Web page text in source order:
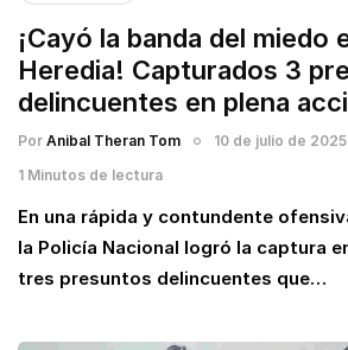
¡Cayó la banda del miedo
Heredia! Capturados 3
delincuentes en plena
Por Anibal Theran Tom
10 de julio de 2025
1 Minutos de lectura
En una rápida y contundente
la Policía Nacional logró la captura
tres presuntos delincuentes que…